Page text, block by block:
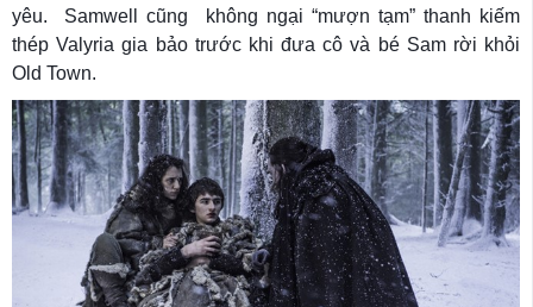
yêu. Samwell cũng không ngại “mượn tạm” thanh kiếm
thép Valyria gia bảo trước khi đưa cô và bé Sam rời khỏi
Old Town.